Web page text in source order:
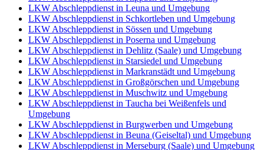
LKW Abschleppdienst in Leuna und Umgebung
LKW Abschleppdienst in Schkortleben und Umgebung
LKW Abschleppdienst in Sössen und Umgebung
LKW Abschleppdienst in Poserna und Umgebung
LKW Abschleppdienst in Dehlitz (Saale) und Umgebung
LKW Abschleppdienst in Starsiedel und Umgebung
LKW Abschleppdienst in Markranstädt und Umgebung
LKW Abschleppdienst in Großgörschen und Umgebung
LKW Abschleppdienst in Muschwitz und Umgebung
LKW Abschleppdienst in Taucha bei Weißenfels und
Umgebung
LKW Abschleppdienst in Burgwerben und Umgebung
LKW Abschleppdienst in Beuna (Geiseltal) und Umgebung
LKW Abschleppdienst in Merseburg (Saale) und Umgebung